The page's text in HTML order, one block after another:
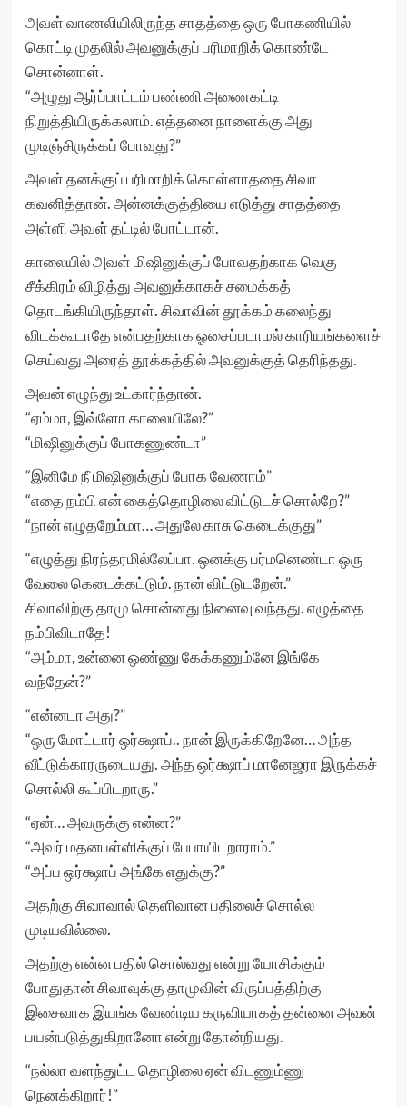
அவள் வாணலியிலிருந்த சாதத்தை ஒரு போகணியில்
கொட்டி முதலில் அவனுக்குப் பரிமாறிக் கொண்டே
சொன்னாள்.
“அழுது ஆர்ப்பாட்டம் பண்ணி அணைகட்டி
நிறுத்தியிருக்கலாம். எத்தனை நாளைக்கு அது
முடிஞ்சிருக்கப் போவுது?”
அவள் தனக்குப் பரிமாறிக் கொள்ளாததை சிவா
கவனித்தான். அன்னக்குத்தியை எடுத்து சாதத்தை
அள்ளி அவள் தட்டில் போட்டான்.
காலையில் அவள் மிஷினுக்குப் போவதற்காக வெகு
சீக்கிரம் விழித்து அவனுக்காகச் சமைக்கத்
தொடங்கியிருந்தாள். சிவாவின் தூக்கம் கலைந்து
விடக்கூடாதே என்பதற்காக ஓசைப்படாமல் காரியங்களைச்
செய்வது அரைத் தூக்கத்தில் அவனுக்குத் தெரிந்தது.
அவன் எழுந்து உட்கார்ந்தான்.
“ஏம்மா, இவ்ளோ காலையிலே?”
“மிஷினுக்குப் போகணுண்டா”
“இனிமே நீ மிஷினுக்குப் போக வேணாம்”
“எதை நம்பி என் கைத்தொழிலை விட்டுடச் சொல்றே?”
“நான் எழுதறேம்மா… அதுலே காசு கெடைக்குது”
“எழுத்து நிரந்தரமில்லேப்பா. ஒனக்கு பர்மனெண்டா ஒரு
வேலை கெடைக்கட்டும். நான் விட்டுடறேன்.”
சிவாவிற்கு தாமு சொன்னது நினைவு வந்தது. எழுத்தை
நம்பிவிடாதே!
“அம்மா, உன்னை ஒண்ணு கேக்கணும்னே இங்கே
வந்தேன்?”
“என்னடா அது?”
“ஒரு மோட்டார் ஒர்க்ஷாப்.. நான் இருக்கிறேனே… அந்த
வீட்டுக்காரருடையது. அந்த ஒர்க்ஷாப் மானேஜரா இருக்கச்
சொல்லி கூப்பிடறாரு.”
“ஏன்… அவருக்கு என்ன?”
“அவர் மதனபள்ளிக்குப் பேபாயிடறாராம்.”
“அப்ப ஒர்க்ஷாப் அங்கே எதுக்கு?”
அதற்கு சிவாவால் தெளிவான பதிலைச் சொல்ல
முடியவில்லை.
அதற்கு என்ன பதில் சொல்வது என்று யோசிக்கும்
போதுதான் சிவாவுக்கு தாமுவின் விருப்பத்திற்கு
இசைவாக இயங்க வேண்டிய கருவியாகத் தன்னை அவன்
பயன்படுத்துகிறானோ என்று தோன்றியது.
“நல்லா வளந்துட்ட தொழிலை ஏன் விடணும்ணு
நெனக்கிறார்!”